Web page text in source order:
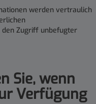
werden vertraulich
den Zugriff unbefugter
Sie, wenn
Verfügung